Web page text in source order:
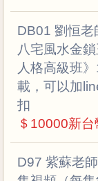
DB01 劉恒老
八宅風水金
人格高級班
載，可以加
扣
＄10000新台
D97 紫蘇老